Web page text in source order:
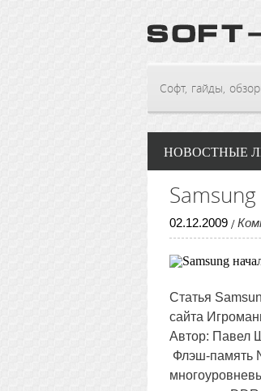
Софт, гайды,
НОВОСТНЫЕ
02.12.2009 /
Статья
сайта
Автор: Павел
Флэш-память